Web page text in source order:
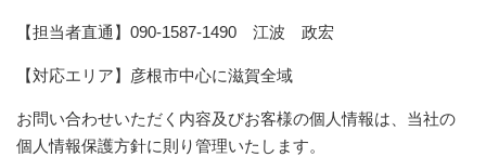
【担当者直通】090-1587-1490 江波 政宏
【対応エリア】彦根市中心に滋賀全域
お問い合わせいただく内容及びお客様の個人情報は、当社の
個人情報保護方針に則り管理いたします。